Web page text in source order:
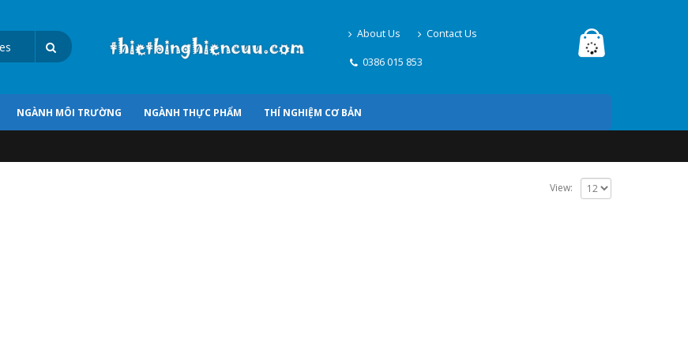
About Us Contact Us
0386 015 853
NGÀNH MÔI TRƯỜNG NGÀNH THỰC PHẨM THÍ NGHIỆM CƠ BẢN
View: